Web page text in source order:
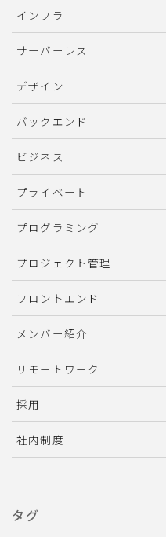
インフラ
サーバーレス
デザイン
バックエンド
ビジネス
プライベート
プログラミング
プロジェクト管理
フロントエンド
メンバー紹介
リモートワーク
採用
社内制度
タグ